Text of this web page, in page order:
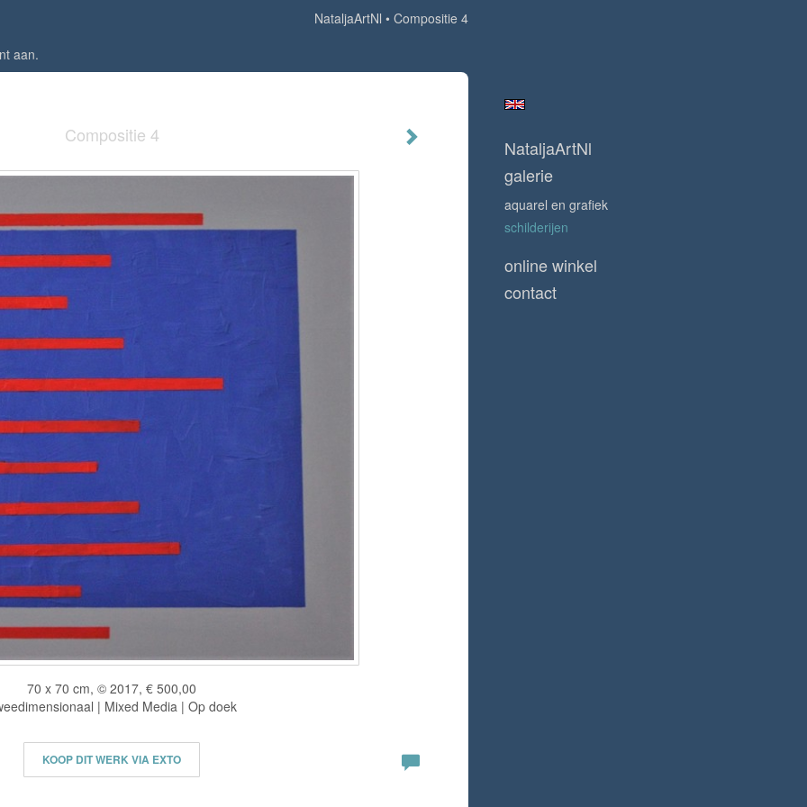
NataljaArtNl
Compositie 4
aan.
Compositie 4
70 x 70 cm, © 2017, € 500,00
| Mixed Media | Op doek
KOOP DIT WERK VIA EXTO
NataljaArtNl
galerie
aquarel en grafiek
schilderijen
online winkel
contact